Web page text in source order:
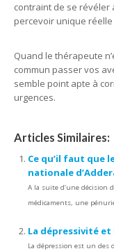
contraint de se
percevoir unique
Quand le thérapeute
commun passer vos
semble point apte à
urgences.
Articles Similaires:
Ce qu’il faut que
nationale
A la suite d’une décision
médicaments, une
La dépressivité
La dépression est un